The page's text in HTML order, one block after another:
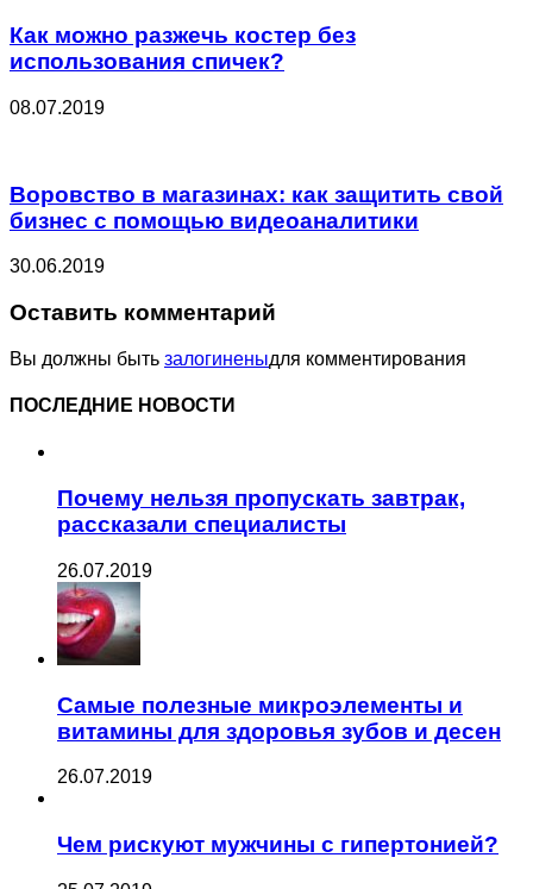
Как можно разжечь костер без
использования спичек?
08.07.2019
Воровство в магазинах: как защитить свой
бизнес с помощью видеоаналитики
30.06.2019
Оставить комментарий
Вы должны быть залогиненыдля комментирования
ПОСЛЕДНИЕ НОВОСТИ
Почему нельзя пропускать завтрак,
рассказали специалисты
26.07.2019
Самые полезные микроэлементы и
витамины для здоровья зубов и десен
26.07.2019
Чем рискуют мужчины с гипертонией?